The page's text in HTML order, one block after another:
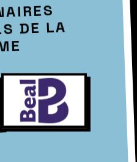
DE LA